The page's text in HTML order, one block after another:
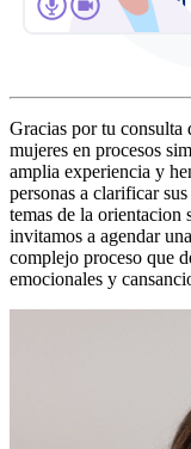
Gracias por tu consulta
mujeres en procesos
amplia experiencia y
personas a clarificar
temas de la orientacion
invitamos a agendar
complejo proceso que
emocionales y